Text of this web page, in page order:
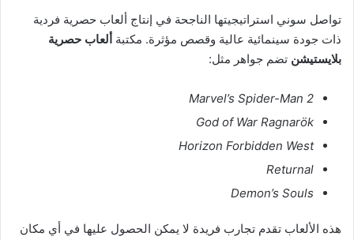
تواصل سوني استراتيجيتها الناجحة في إنتاج ألعاب حصرية فردية
ذات جودة سينمائية عالية وقصص مؤثرة. مكتبة ألعاب حصرية
بلايستيشن تضم جواهر مثل:
Marvel’s Spider-Man 2
God of War Ragnarök
Horizon Forbidden West
Returnal
Demon’s Souls
هذه الألعاب تقدم تجارب فريدة لا يمكن الحصول عليها في أي مكان